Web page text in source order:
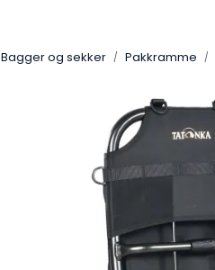
Bagger og sekker Pakkramme